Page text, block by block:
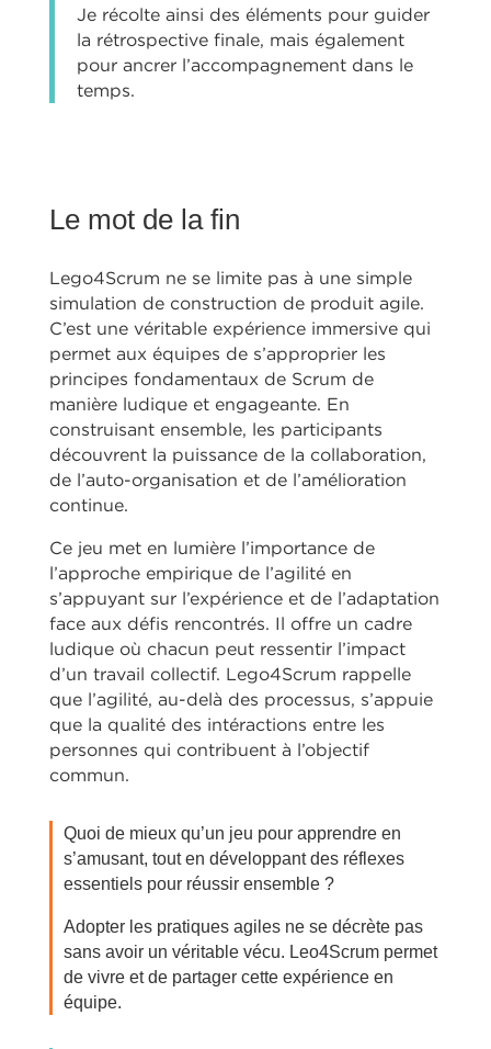
Je récolte ainsi des éléments pour guider
la rétrospective finale, mais également
pour ancrer l’accompagnement dans le
temps.
Le mot de la fin
Lego4Scrum ne se limite pas à une simple
simulation de construction de produit agile.
C’est une véritable expérience immersive qui
permet aux équipes de s’approprier les
principes fondamentaux de Scrum de
manière ludique et engageante. En
construisant ensemble, les participants
découvrent la puissance de la collaboration,
de l’auto-organisation et de l’amélioration
continue.
Ce jeu met en lumière l’importance de
l’approche empirique de l’agilité en
s’appuyant sur l’expérience et de l’adaptation
face aux défis rencontrés. Il offre un cadre
ludique où chacun peut ressentir l’impact
d’un travail collectif. Lego4Scrum rappelle
que l’agilité, au-delà des processus, s’appuie
que la qualité des intéractions entre les
personnes qui contribuent à l’objectif
commun.
Quoi de mieux qu’un jeu pour apprendre en
s’amusant, tout en développant des réflexes
essentiels pour réussir ensemble ?
Adopter les pratiques agiles ne se décrète pas
sans avoir un véritable vécu. Leo4Scrum permet
de vivre et de partager cette expérience en
équipe.